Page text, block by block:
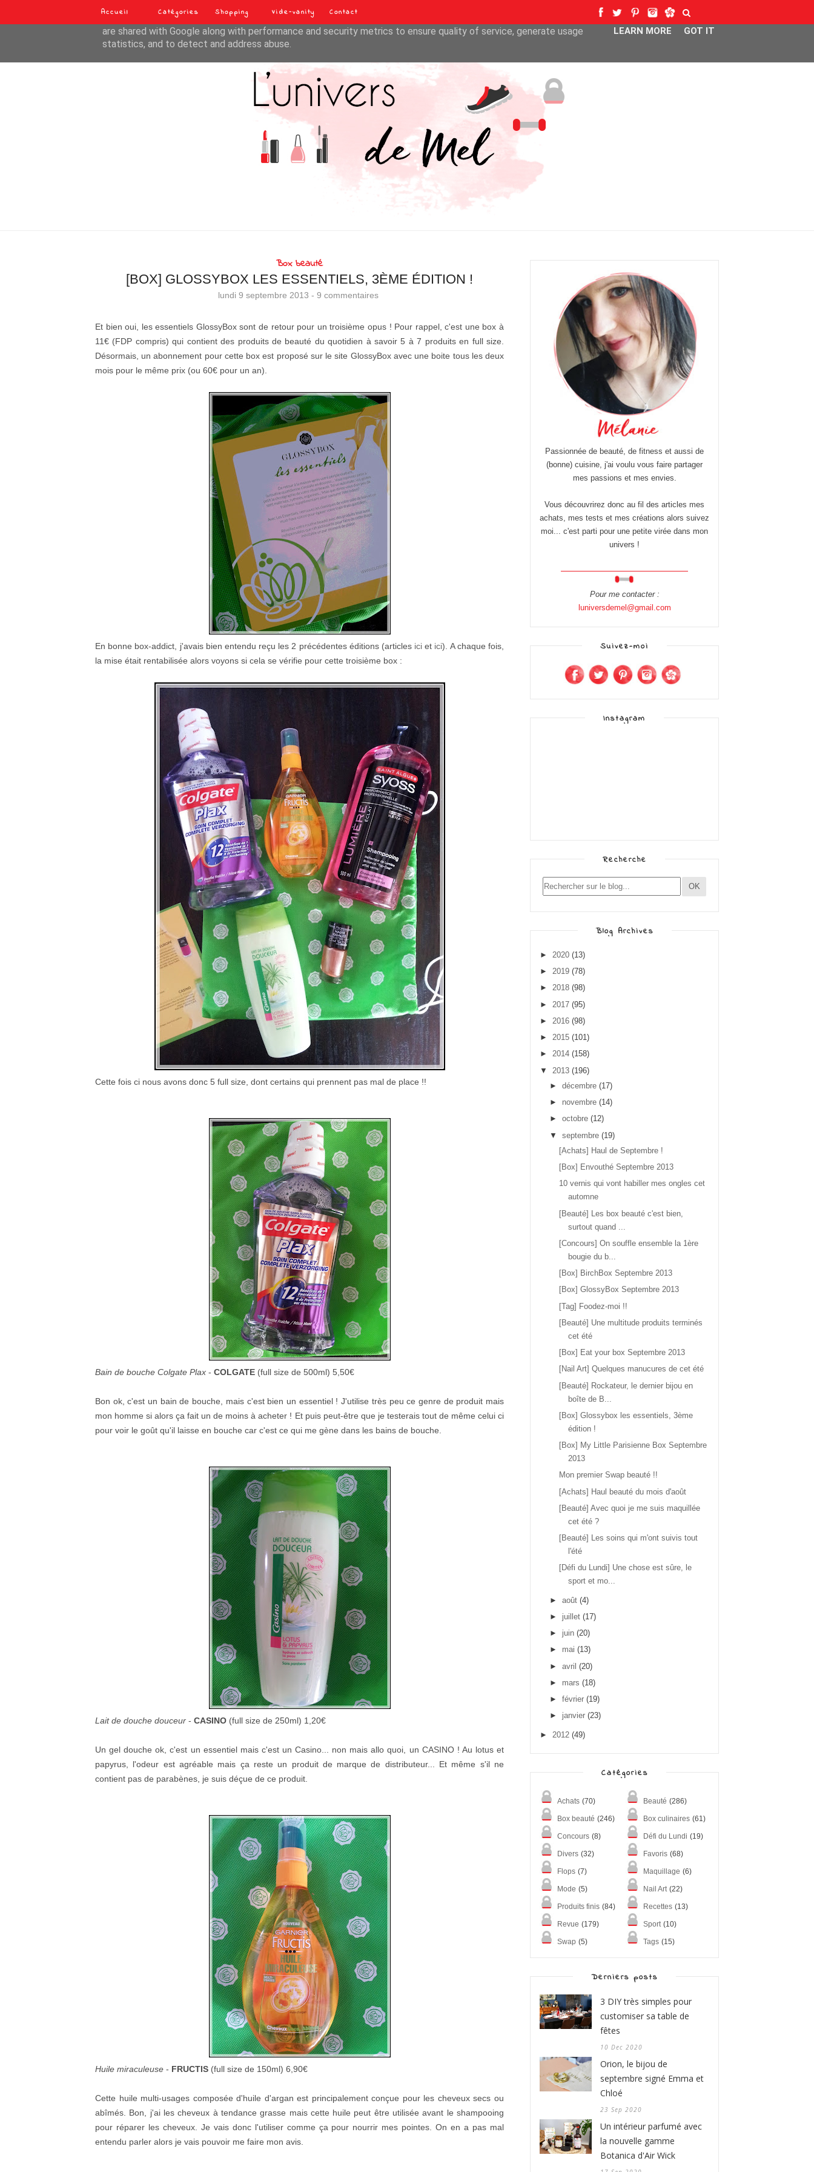
Accueil Catégories Shopping Vide-vanity Contact
Box beauté
[BOX] GLOSSYBOX LES ESSENTIELS, 3ÈME ÉDITION !
lundi 9 septembre 2013 - 9 commentaires
Et bien oui, les essentiels GlossyBox sont de retour pour un troisième opus ! Pour rappel, c'est une box à
11€ (FDP compris) qui contient des produits de beauté du quotidien à savoir 5 à 7 produits en full size.
Désormais, un abonnement pour cette box est proposé sur le site GlossyBox avec une boite tous les deux
mois pour le même prix (ou 60€ pour un an).
En bonne box-addict, j'avais bien entendu reçu les 2 précédentes éditions (articles ici et ici). A chaque fois,
la mise était rentabilisée alors voyons si cela se vérifie pour cette troisième box :
Cette fois ci nous avons donc 5 full size, dont certains qui prennent pas mal de place !!
Bain de bouche Colgate Plax - COLGATE (full size de 500ml) 5,50€
Bon ok, c'est un bain de bouche, mais c'est bien un essentiel ! J'utilise très peu ce genre de produit mais
mon homme si alors ça fait un de moins à acheter ! Et puis peut-être que je testerais tout de même celui ci
pour voir le goût qu'il laisse en bouche car c'est ce qui me gène dans les bains de bouche.
Lait de douche douceur - CASINO (full size de 250ml) 1,20€
Un gel douche ok, c'est un essentiel mais c'est un Casino... non mais allo quoi, un CASINO ! Au lotus et
papyrus, l'odeur est agréable mais ça reste un produit de marque de distributeur... Et même s'il ne
contient pas de parabènes, je suis déçue de ce produit.
Huile miraculeuse - FRUCTIS (full size de 150ml) 6,90€
Cette huile multi-usages composée d'huile d'argan est principalement conçue pour les cheveux secs ou
abîmés. Bon, j'ai les cheveux à tendance grasse mais cette huile peut être utilisée avant le shampooing
pour réparer les cheveux. Je vais donc l'utiliser comme ça pour nourrir mes pointes. On en a pas mal
entendu parler alors je vais pouvoir me faire mon avis.
Passionnée de beauté, de fitness et aussi de
(bonne) cuisine, j'ai voulu vous faire partager
mes passions et mes envies.
Vous découvrirez donc au fil des articles mes
achats, mes tests et mes créations alors suivez
moi... c'est parti pour une petite virée dans mon
univers !
Pour me contacter :
luniversdemel@gmail.com
Suivez-moi
Instagram
Recherche
Blog Archives
► 2020 (13)
► 2019 (78)
► 2018 (98)
► 2017 (95)
► 2016 (98)
► 2015 (101)
► 2014 (158)
▼
2013 (196)
► décembre (17)
► novembre (14)
► octobre (12)
▼
septembre (19)
[Achats] Haul de Septembre !
[Box] Envouthé Septembre 2013
10 vernis qui vont habiller mes ongles cet
automne
[Beauté] Les box beauté c'est bien,
surtout quand ...
[Concours] On souffle ensemble la 1ère
bougie du b...
[Box] BirchBox Septembre 2013
[Box] GlossyBox Septembre 2013
[Tag] Foodez-moi !!
[Beauté] Une multitude produits terminés
cet été
[Box] Eat your box Septembre 2013
[Nail Art] Quelques manucures de cet été
[Beauté] Rockateur, le dernier bijou en
boîte de B...
[Box] Glossybox les essentiels, 3ème
édition !
[Box] My Little Parisienne Box Septembre
2013
Mon premier Swap beauté !!
[Achats] Haul beauté du mois d'août
[Beauté] Avec quoi je me suis maquillée
cet été ?
[Beauté] Les soins qui m'ont suivis tout
l'été
[Défi du Lundi] Une chose est sûre, le
sport et mo...
► août (4)
► juillet (17)
► juin (20)
► mai (13)
► avril (20)
► mars (18)
► février (19)
► janvier (23)
► 2012 (49)
Catégories
Achats (70) Beauté (286)
Box beauté (246) Box culinaires (61)
Concours (8) Défi du Lundi (19)
Divers (32) Favoris (68)
Flops (7) Maquillage (6)
Mode (5) Nail Art (22)
Produits finis (84) Recettes (13)
Revue (179) Sport (10)
Swap (5) Tags (15)
Derniers posts
3 DIY très simples pour
customiser sa table de
fêtes
10 Dec 2020
Orion, le bijou de
septembre signé Emma et
Chloé
23 Sep 2020
Un intérieur parfumé avec
la nouvelle gamme
Botanica d'Air Wick
This site uses cookies from Google to deliver its services and to analyze traffic. Your IP address and user-agent
are shared with Google along with performance and security metrics to ensure quality of service, generate usage
statistics, and to detect and address abuse.
LEARN MORE GOT IT